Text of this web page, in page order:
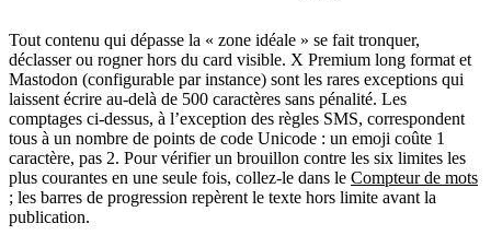
Tout contenu qui dépasse la « zone idéale » se fait tronquer,
déclasser ou rogner hors du card visible. X Premium long format et
Mastodon (configurable par instance) sont les rares exceptions qui
laissent écrire au-delà de 500 caractères sans pénalité. Les
comptages ci-dessus, à l’exception des règles SMS, correspondent
tous à un nombre de points de code Unicode : un emoji coûte 1
caractère, pas 2. Pour vérifier un brouillon contre les six limites les
plus courantes en une seule fois, collez-le dans le Compteur de mots
; les barres de progression repèrent le texte hors limite avant la
publication.